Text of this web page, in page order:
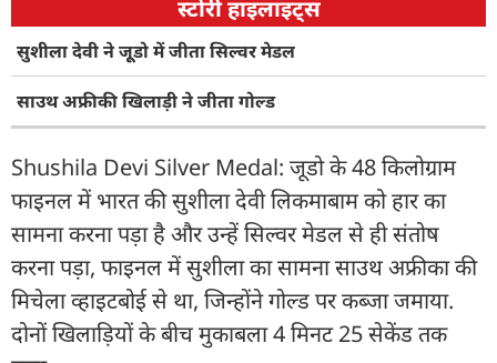
स्टोरी हाइलाइट्स
सुशीला देवी ने जूूडो में जीता सिल्वर मेडल
साउथ अफ्रीकी खिलाड़ी ने जीता गोल्ड
Shushila Devi Silver Medal: जूडो के 48 किलोग्राम
फाइनल में भारत की सुशीला देवी लिकमाबाम को हार का
सामना करना पड़ा है और उन्हें सिल्वर मेडल से ही संतोष
करना पड़ा, फाइनल में सुशीला का सामना साउथ अफ्रीका की
मिचेला व्हाइटबोई से था, जिन्होंने गोल्ड पर कब्जा जमाया.
दोनों खिलाड़ियों के बीच मुकाबला 4 मिनट 25 सेकेंड तक